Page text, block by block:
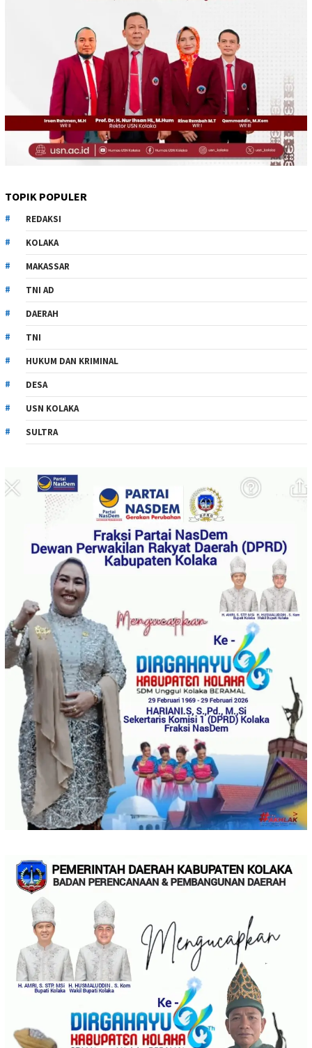
TOPIK POPULER
REDAKSI
KOLAKA
MAKASSAR
TNI AD
DAERAH
TNI
HUKUM DAN KRIMINAL
DESA
USN KOLAKA
SULTRA